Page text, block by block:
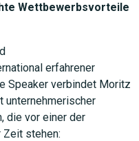
Wettbewerbsvorteile
erfahrener
Speaker verbindet Moritz
unternehmerischer
die vor einer der
Zeit stehen: